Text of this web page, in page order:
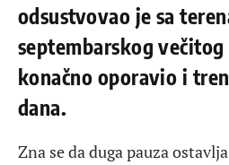
odsustvovao je sa
septembarskog
konačno oporavio i
dana.
Zna se da duga pauza